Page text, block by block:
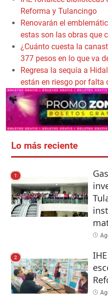
Reforma y Tulancingo
Renovarán el
estas son las obras que
¿Cuánto cuesta la
377 pesos en lo que va
Regresa la sequía a
están en riesgo por falta
Lo más reciente
1
2